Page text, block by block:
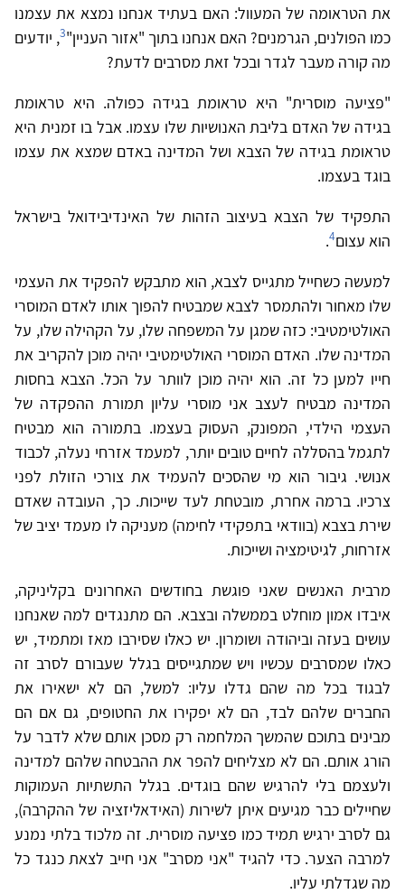
את הטראומה של המעוול: האם בעתיד אנחנו נמצא את עצמנו
כמו הפולנים, הגרמנים? האם אנחנו בתוך "אזור העניין"3, יודעים
מה קורה מעבר לגדר ובכל זאת מסרבים לדעת?
"פציעה מוסרית" היא טראומת בגידה כפולה. היא טראומת
בגידה של האדם בליבת האנושיות שלו עצמו. אבל בו זמנית היא
טראומת בגידה של הצבא ושל המדינה באדם שמצא את עצמו
בוגד בעצמו.
התפקיד של הצבא בעיצוב הזהות של האינדיבידואל בישראל
הוא עצום4
.
למעשה כשחייל מתגייס לצבא, הוא מתבקש להפקיד את העצמי
שלו מאחור ולהתמסר לצבא שמבטיח להפוך אותו לאדם המוסרי
האולטימטיבי: כזה שמגן על המשפחה שלו, על הקהילה שלו, על
המדינה שלו. האדם המוסרי האולטימטיבי יהיה מוכן להקריב את
חייו למען כל זה. הוא יהיה מוכן לוותר על הכל. הצבא בחסות
המדינה מבטיח לעצב אני מוסרי עליון תמורת ההפקדה של
העצמי הילדי, המפונק, העסוק בעצמו. בתמורה הוא מבטיח
לתגמל בהסללה לחיים טובים יותר, למעמד אזרחי נעלה, לכבוד
אנושי. גיבור הוא מי שהסכים להעמיד את צורכי הזולת לפני
צרכיו. ברמה אחרת, מובטחת לעד שייכות. כך, העובדה שאדם
שירת בצבא (בוודאי בתפקידי לחימה) מעניקה לו מעמד יציב של
אזרחות, לגיטימציה ושייכות.
מרבית האנשים שאני פוגשת בחודשים האחרונים בקליניקה,
איבדו אמון מוחלט בממשלה ובצבא. הם מתנגדים למה שאנחנו
עושים בעזה וביהודה ושומרון. יש כאלו שסירבו מאז ומתמיד, יש
כאלו שמסרבים עכשיו ויש שמתגייסים בגלל שעבורם לסרב זה
לבגוד בכל מה שהם גדלו עליו: למשל, הם לא ישאירו את
החברים שלהם לבד, הם לא יפקירו את החטופים, גם אם הם
מבינים בתוכם שהמשך המלחמה רק מסכן אותם שלא לדבר על
הורג אותם. הם לא מצליחים להפר את ההבטחה שלהם למדינה
ולעצמם בלי להרגיש שהם בוגדים. בגלל התשתיות העמוקות
שחיילים כבר מגיעים איתן לשירות (האידאליזציה של ההקרבה),
גם לסרב ירגיש תמיד כמו פציעה מוסרית. זה מלכוד בלתי נמנע
למרבה הצער. כדי להגיד "אני מסרב" אני חייב לצאת כנגד כל
מה שגדלתי עליו.